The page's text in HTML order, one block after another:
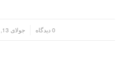
0 دیدگاه جولای 13, 2022